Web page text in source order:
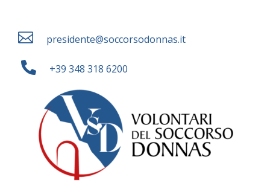
 presidente@soccorsodonnas.it
 +39 348 318 6200